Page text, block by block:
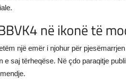
në ikonë të
një emër i njohur për
e saj tërheqëse. Në çdo paraqitje